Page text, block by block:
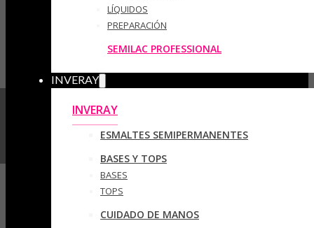
LÍQUIDOS
PREPARACIÓN
SEMILAC PROFESSIONAL
INVERAY
INVERAY
ESMALTES SEMIPERMANENTES
BASES Y TOPS
BASES
TOPS
CUIDADO DE MANOS